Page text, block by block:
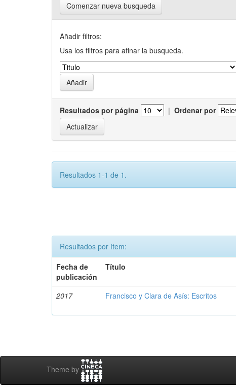
Comenzar nueva busqueda
Añadir filtros:
Usa los filtros para afinar la busqueda.
Resultados por página | Ordenar por
Resultados 1-1 de 1.
Resultados por ítem:
Fecha de
publicación
Título
2017 Francisco y Clara de Asís: Escritos
Theme by